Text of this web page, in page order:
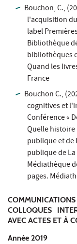
Bouchon, C.,
l'acquisition
label
Bibliothèque
bibliothèques
Quand les
France
Bouchon C.,
cognitives et
Conférence «
Quelle histoire
publique et de
publique de
Médiathèque
pages.
COLLOQUES
AVEC ACTES ET À
Année 2019